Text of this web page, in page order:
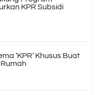
KPR Subsidi
‘KPR’ Khusus Buat